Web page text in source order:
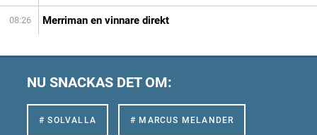
08:26 Merriman en vinnare direkt
NU SNACKAS DET OM:
# SOLVALLA # MARCUS MELANDER